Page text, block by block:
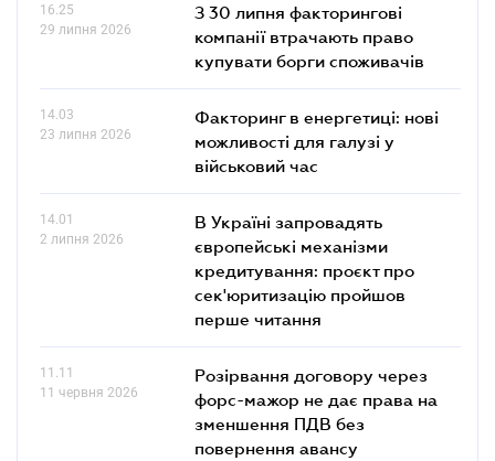
16.25
29 липня 2026
З 30 липня факторингові
компанії втрачають право
купувати борги споживачів
14.03
23 липня 2026
Факторинг в енергетиці: нові
можливості для галузі у
військовий час
14.01
2 липня 2026
В Україні запровадять
європейські механізми
кредитування: проєкт про
сек'юритизацію пройшов
перше читання
11.11
11 червня 2026
Розірвання договору через
форс-мажор не дає права на
зменшення ПДВ без
повернення авансу